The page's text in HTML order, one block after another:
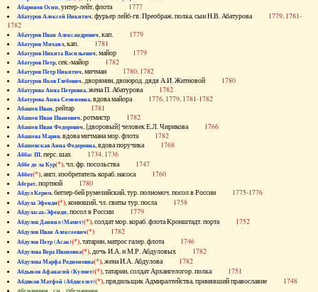
Абаринов Осип, унтер-лейт. флота 1777
Абатуров Алексей Никитич, фурьер лейб-гв. Преображ. полка, сын Н.В. Абатурова 1779, 1781-
1782
Абатуров Иван Александрович, кап. 1779
Абатуров Михаил, кап. 1781
Абатуров Никита Васильевич, майор 1779
Абатуров Петр, сек.-майор 1782
Абатуров Петр Никитич, мичман 1780, 1782
Абатуров Яков Глебович, дворянин, двоюрод. дядя А.И. Житновой 1780
Абатурова Анна Петровна, жена П. Абатурова 1782
Абатурова Анна Семеновна, вдова майора 1776, 1779, 1781-1782
Абашев Иван, рейтар 1781
Абашев Иван Иванович, ротмистр 1782
Абашев Иван Федорович, [дворовый] человек Е.Л. Чирикова 1766
Абашева Мария, вдова мичмана мор. флота 1782
Абашевская Анна Федоровна, вдова поручика 1768
Аббас III, перс. шах 1734, 1736
Аббе де ла Кур(*), чл. фр. посольства 1747
Аббот(*), англ. изобретатель кораб. насоса 1760
Абграт, портной 1780
Абдул Керим, беглер-бей румелийский, тур. полномоч. посол в России 1775-1776
Абдула Эфенди(*), конюший, чл. свиты тур. посла 1758
Абдуласах-Эфенди, посол в России 1779
Абдулов Даниил (Мамет)(*), солдат мор. кораб. флота Кронштадт. порта 1752
Абдулов Иван Алексеевич(*) 1782
Абдулов Петр (Асак)(*), татарин, матрос галер. флота 1746
Абдулова Вера Ивановна(*), дочь И.А. и М.Р. Абдуловых 1782
Абдулова Марфа Родионовна(*), жена И.А. Абдулова 1782
Абдыков Афанасий (Кулмет)(*), татарин, солдат Архангелогор. полка 1751
Абдяков Матфей (Абдяселет)(*), прядильщик Адмиралтейства, принявший православие 1748